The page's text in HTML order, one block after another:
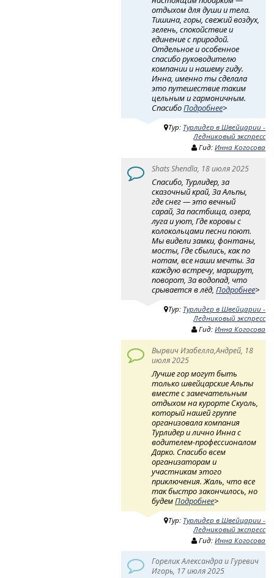
отдыхом для души и тела.
Тишина, горы, свежий воздух,
зелень, спокойствие и
единение с природой.
Отдельное и особенное
спасибо руководителю
компании и нашему гиду.
Инна, именно ты сделала
это путешествие таким
цельным и гармоничным.
СпасибоПодробнее>
Тур: Турлидер в Швейцарии -
Ледниковый экспресс
Гид:Инна Когосова
Shats Shendla, 18 июля 2025
Спасибо, Турлидер, за
сказочный край, За Альпы,
где снег — это вечный
сарай, За пастбища, озера,
луга и уют, Где коровы с
колокольцами песни поют.
Мы видели замки, фонтаны,
мосты, Где сбылись, как по
нотам, все наши мечты. За
каждую встречу, маршрут,
поворот, За водопад, что
срывается в лёд,Подробнее>
Тур: Турлидер в Швейцарии -
Ледниковый экспресс
Гид:Инна Когосова
Вырвич Изабелла,Андрей, 18
июля 2025
Лучше гор могут быть
только швейцарские Альпы
вместе с замечательным
отдыхом на курорте Скуоль,
который нашей группе
организовала компания
Турлидер и лично Инна с
водителем-профессионалом
Дарко. Спасибо всем
организаторам и
участникам этого
приключения. Жаль, что все
так быстро закончилось, но
будемПодробнее>
Тур: Турлидер в Швейцарии -
Ледниковый экспресс
Гид:Инна Когосова
Горелик Александра и Гуревич
Игорь, 17 июля 2025